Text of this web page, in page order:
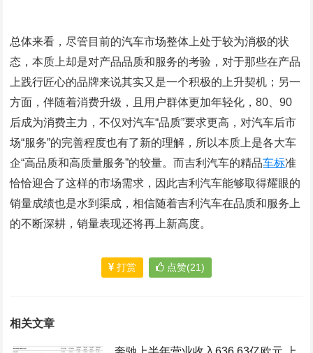
总体来看，尽管目前的汽车市场整体上处于较为消极的状
态，本质上却是对产品品质和服务的考验，对于那些在产品
上践行匠心的品牌来说其实又是一个积极的上升契机；另一
方面，伴随着消费升级，且用户群体更加年轻化，80、90
后成为消费主力，不仅对汽车“品质”要求更高，对汽车后市
场“服务”的完善程度也有了新的理解，所以本质上是各大车
企“高品质和高质量服务”的较量。而吉利汽车的精品车标准
恰恰迎合了这样的市场需求，因此吉利汽车能够取得耀眼的
销量成绩也是水到渠成，相信随着吉利汽车在品质和服务上
的不断深耕，销量表现还将再上新高度。
打赏 点赞(21)
相关文章